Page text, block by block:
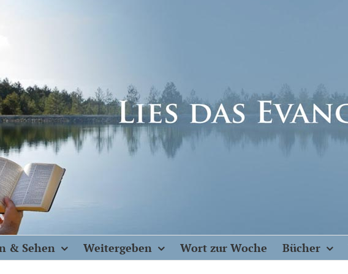
& Sehen Weitergeben Wort zur Woche Bücher